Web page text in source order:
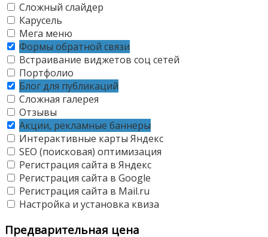
Сложный слайдер
Карусель
Мега меню
Формы обратной связи
Встраивание виджетов соц сетей
Портфолио
Блог для публикаций
Сложная галерея
Отзывы
Акции, рекламные баннеры
Интерактивные карты Яндекс
SEO (поисковая) оптимизация
Регистрация сайта в Яндекс
Регистрация сайта в Google
Регистрация сайта в Mail.ru
Настройка и установка квиза
Предварительная цена